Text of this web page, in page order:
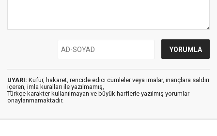
UYARI: Küfür, hakaret, rencide edici cümleler veya imalar, inançlara saldırı
içeren, imla kuralları ile yazılmamış,
Türkçe karakter kullanılmayan ve büyük harflerle yazılmış yorumlar
onaylanmamaktadır.